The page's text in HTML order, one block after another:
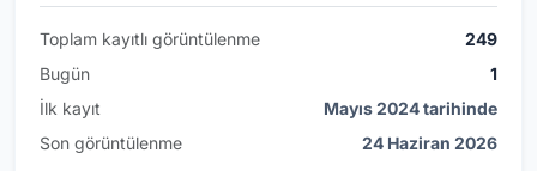
Toplam kayıtlı görüntülenme
249
Bugün
1
İlk kayıt
Mayıs 2024 tarihinde
Son görüntülenme
24 Haziran 2026